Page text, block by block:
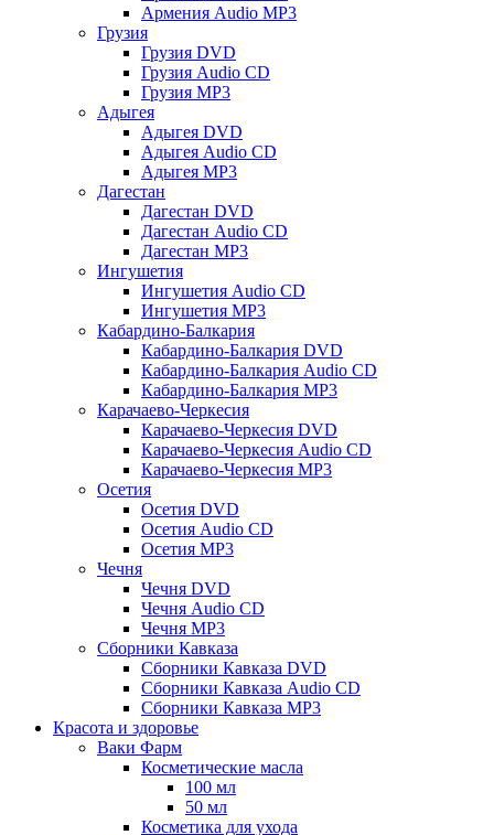
Армения Audio MP3
Грузия
Грузия DVD
Грузия Audio CD
Грузия MP3
Адыгея
Адыгея DVD
Адыгея Audio CD
Адыгея MP3
Дагестан
Дагестан DVD
Дагестан Audio CD
Дагестан MP3
Ингушетия
Ингушетия Audio CD
Ингушетия MP3
Кабардино-Балкария
Кабардино-Балкария DVD
Кабардино-Балкария Audio CD
Кабардино-Балкария MP3
Карачаево-Черкесия
Карачаево-Черкесия DVD
Карачаево-Черкесия Audio CD
Карачаево-Черкесия MP3
Осетия
Осетия DVD
Осетия Audio CD
Осетия MP3
Чечня
Чечня DVD
Чечня Audio CD
Чечня MP3
Сборники Кавказа
Сборники Кавказа DVD
Сборники Кавказа Audio CD
Сборники Кавказа MP3
Красота и здоровье
Ваки Фарм
Косметические масла
100 мл
50 мл
Косметика для ухода